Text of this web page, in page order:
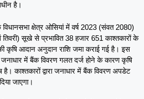
है।
विधानसभा क्षेत्र ओसियां में वर्ष 2023 (संवत 2080)
तिवरी) सूखे से प्रभावित 38 हजार 651 काश्तकारों के
कृषि आदान अनुदान राशि जमा कराई गई है। इस
में बैंक विवरण गलत दर्ज होने के कारण कृषि
काश्तकारों द्वारा जनाधार में बैंक विवरण अपडेट
जाएगा।